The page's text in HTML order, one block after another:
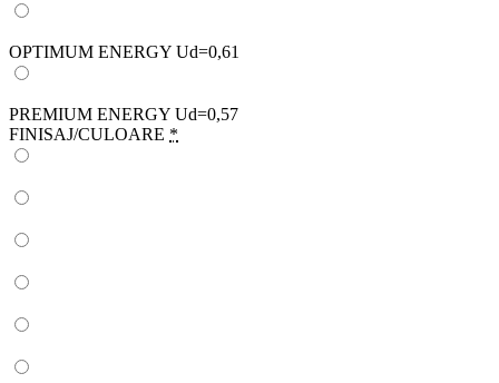
OPTIMUM ENERGY Ud=0,61
PREMIUM ENERGY Ud=0,57
FINISAJ/CULOARE *